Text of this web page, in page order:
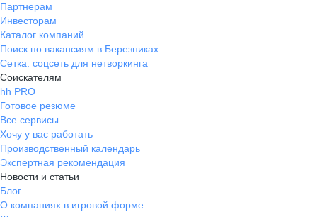
Партнерам
Инвесторам
Каталог компаний
Поиск по вакансиям в Березниках
Сетка: соцсеть для нетворкинга
Соискателям
hh PRO
Готовое резюме
Все сервисы
Хочу у вас работать
Производственный календарь
Экспертная рекомендация
Новости и статьи
Блог
О компаниях в игровой форме